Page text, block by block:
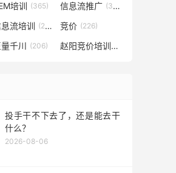
培训 (365) 信息流推广 (350)
流培训 (281) 竞价 (226)
量千川 (206) 赵阳竞价培训(194)
投手干不下去了，还是能去干
什么？
2026-08-06